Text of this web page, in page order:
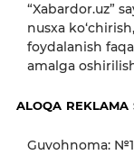
“Xabardor.uz”
nusxa
foydalanish
amalga
ALOQA REKLAMA
Guvohnoma: